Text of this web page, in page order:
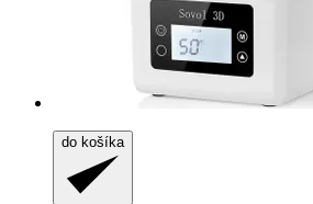
do košíka